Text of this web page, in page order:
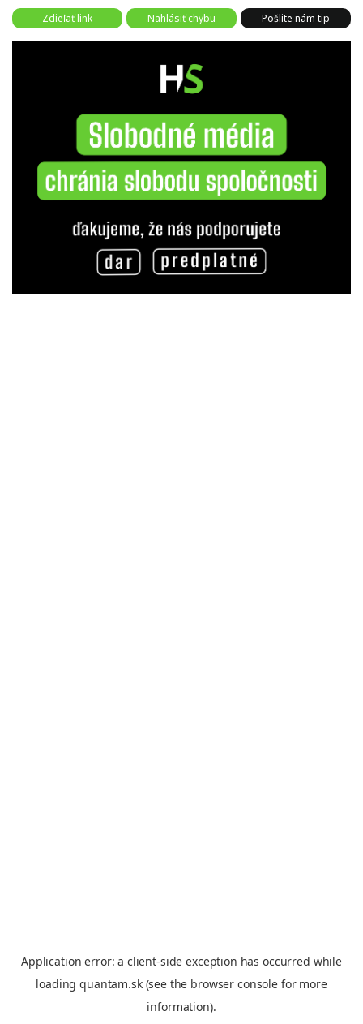
Zdieľať link Nahlásiť chybu Pošlite nám tip